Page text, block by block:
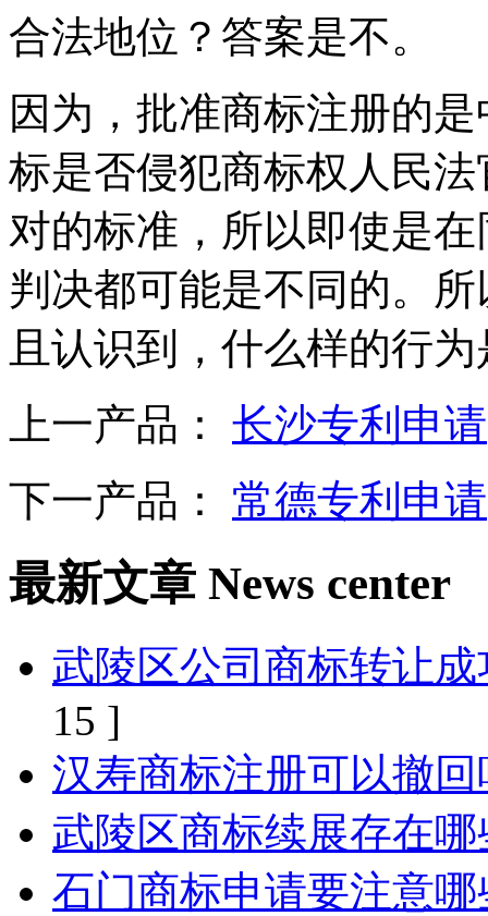
合法地位？答案是不。
因为，批准商标注册的
标是否侵犯商标权人民
对的标准，所以即使是
判决都可能是不同的。
且认识到，什么样的行
上一产品： 长沙专利申请
下一产品： 常德专利申请
最新文章 News center
武陵区公司商标转让
15 ]
汉寿商标注册可以撤回
武陵区商标续展存在
石门商标申请要注意